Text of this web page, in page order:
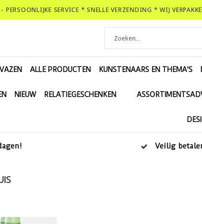
SERVICE * SNELLE VERZENDING * WIJ
ALLE PRODUCTEN KUNSTENAARS EN THEMA'S
NIEUW RELATIEGESCHENKEN
Veilig